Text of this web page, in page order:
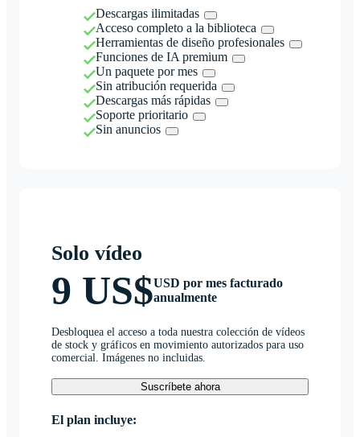
Descargas ilimitadas
Acceso completo a la biblioteca
Herramientas de diseño profesionales
Funciones de IA premium
Un paquete por mes
Sin atribución requerida
Descargas más rápidas
Soporte prioritario
Sin anuncios
Solo vídeo
9 US$USD por mes facturado
anualmente
Desbloquea el acceso a toda nuestra colección de vídeos
de stock y gráficos en movimiento autorizados para uso
comercial. Imágenes no incluidas.
Suscríbete ahora
El plan incluye: